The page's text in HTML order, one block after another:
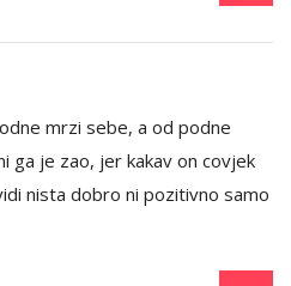
mrzi sebe, a od podne
ga je zao, jer kakav on covjek
nista dobro ni pozitivno samo